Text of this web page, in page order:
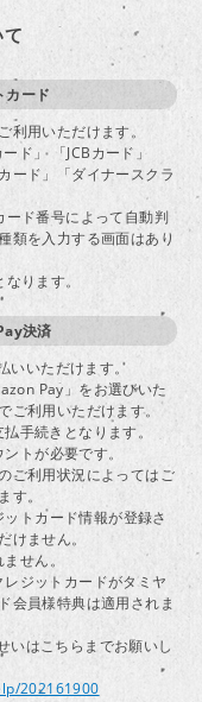
カード
利用いただけます。
ド」 「JCBカード」
ード」「ダイナースクラ
ド番号によって自動判
類を入力する画面はあり
ります。
決済
いいただけます。
Pay」をお選びいた
ご利用いただけます。
手続きとなります。
トが必要です。
ご利用状況によってはご
す。
トカード情報が登録さ
けません。
せん。
ジットカードがタミヤ
会員様特典は適用されま
いはこちらまでお願いし
202161900